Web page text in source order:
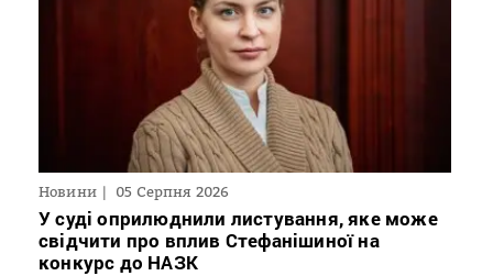
Новини 05 Серпня 2026
У суді оприлюднили листування, яке може
свідчити про вплив Стефанішиної на
конкурс до НАЗК